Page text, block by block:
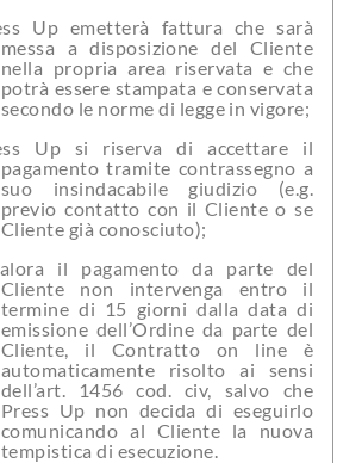
messa a disposizione del Cliente
nella propria area riservata e che
potrà essere stampata e conservata
secondo le norme di legge in vigore;
pagamento tramite contrassegno a
suo insindacabile giudizio (e.g.
previo contatto con il Cliente o se
Cliente già conosciuto);
Cliente non intervenga entro il
termine di 15 giorni dalla data di
emissione dell’Ordine da parte del
Cliente, il Contratto on line è
automaticamente risolto ai sensi
dell’art. 1456 cod. civ, salvo che
Press Up non decida di eseguirlo
comunicando al Cliente la nuova
tempistica di esecuzione.